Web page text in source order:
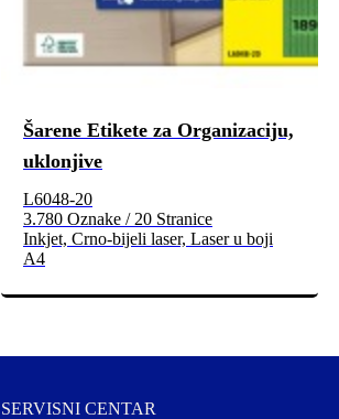
Šarene Etikete za Organizaciju,
uklonjive
L6048-20
3.780 Oznake / 20 Stranice
Inkjet, Crno-bijeli laser, Laser u boji
A4
SERVISNI CENTAR